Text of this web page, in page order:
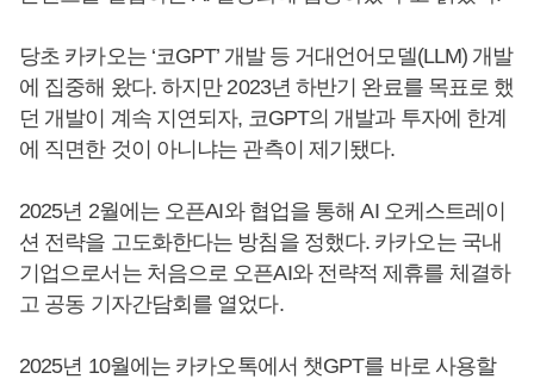
당초 카카오는 ‘코GPT’ 개발 등 거대언어모델(LLM) 개발
에 집중해 왔다. 하지만 2023년 하반기 완료를 목표로 했
던 개발이 계속 지연되자, 코GPT의 개발과 투자에 한계
에 직면한 것이 아니냐는 관측이 제기됐다.
2025년 2월에는 오픈AI와 협업을 통해 AI 오케스트레이
션 전략을 고도화한다는 방침을 정했다. 카카오는 국내
기업으로서는 처음으로 오픈AI와 전략적 제휴를 체결하
고 공동 기자간담회를 열었다.
2025년 10월에는 카카오톡에서 챗GPT를 바로 사용할